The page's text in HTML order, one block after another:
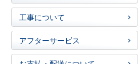
工事について
アフターサービス